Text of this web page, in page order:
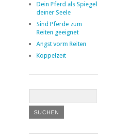
Dein Pferd als Spiegel
deiner Seele
Sind Pferde zum
Reiten geeignet
Angst vorm Reiten
Koppelzeit